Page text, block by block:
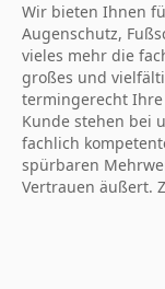
Wir bieten Ihnen
Augenschutz,
vieles mehr die
großes und
termingerecht Ihre
Kunde stehen bei
fachlich
spürbaren
Vertrauen äußert.